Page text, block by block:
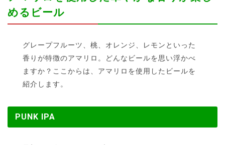
めるビール
グレープフルーツ、桃、オレンジ、レモンといった
香りが特徴のアマリロ。どんなビールを思い浮かべ
ますか？ここからは、アマリロを使用したビールを
紹介します。
PUNK IPA